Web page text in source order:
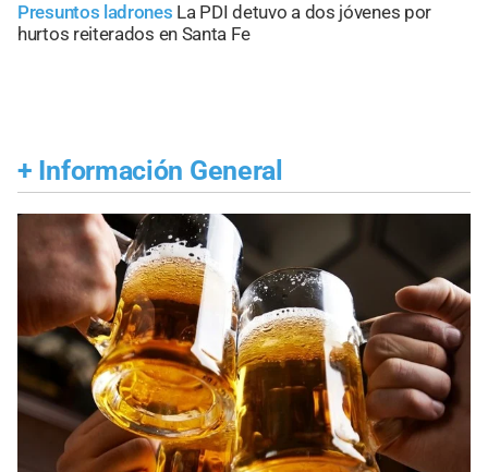
Presuntos ladrones La PDI detuvo a dos jóvenes por
hurtos reiterados en Santa Fe
+ Información General